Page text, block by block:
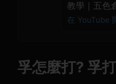
教學｜五色
在 YouTube
孚怎麼打? 孚